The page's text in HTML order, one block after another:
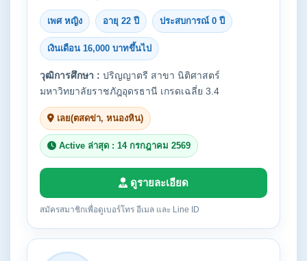
เพศ หญิง อายุ 22 ปี ประสบการณ์ 0 ปี
เงินเดือน 16,000 บาทขึ้นไป
วุฒิการศึกษา : ปริญญาตรี สาขา นิติศาสตร์
มหาวิทยาลัยราชภัฎอุดรธานี เกรดเฉลี่ย 3.4
เลย(ตสดข่า, หนองหิน)
Active ล่าสุด : 14 กรกฎาคม 2569
ดูรายละเอียด
สมัครสมาชิกเพื่อดูเบอร์โทร อีเมล และ Line ID